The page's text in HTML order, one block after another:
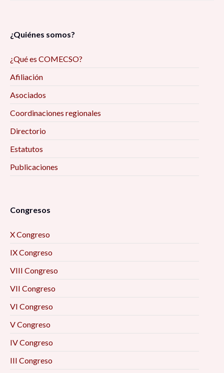
¿Quiénes somos?
¿Qué es COMECSO?
Afiliación
Asociados
Coordinaciones regionales
Directorio
Estatutos
Publicaciones
Congresos
X Congreso
IX Congreso
VIII Congreso
VII Congreso
VI Congreso
V Congreso
IV Congreso
III Congreso